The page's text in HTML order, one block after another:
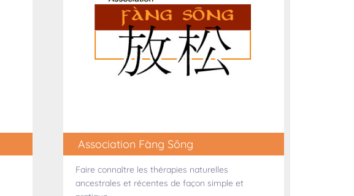
Association Fàng Sōng
Faire connaître les thérapies naturelles
ancestrales et récentes de façon simple et